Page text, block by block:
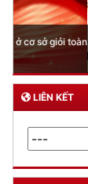
Phòng Quản lý
vực xuất
LIÊN KẾT